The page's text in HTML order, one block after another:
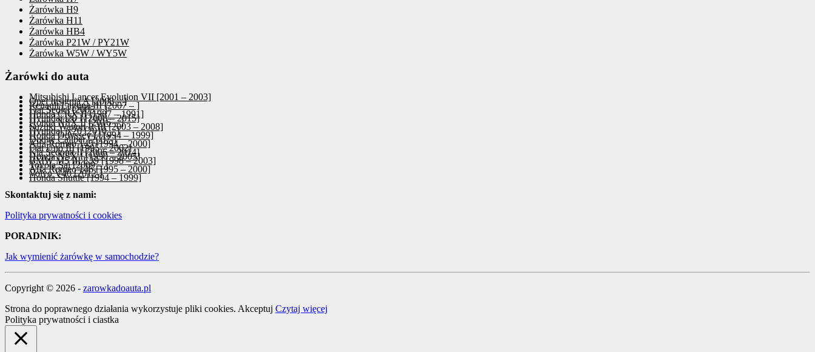
Żarówka H9
Żarówka H11
Żarówka HB4
Żarówka P21W / PY21W
Żarówka W5W / WY5W
Żarówki do auta
Mitsubishi Lancer Evolution VII [2001 – 2003]
Opel Insignia A [2008 – ]
Renault Laguna III [2007 – ]
Fiat Sedici [2005 – ]
Honda CRX II [1987 – 1991]
Hyundai i20 I [2008 – 2015]
Honda NSX II [2016 – ]
Suzuki Wagon R III [2003 – 2008]
Hyundai ix20 [2010 – ]
Honda Odyssey I [1994 – 1999]
Dodge Caliber [2007-]
Alfa Romeo 145 [1994 – 2000]
Fiat Uno III [1995 – 2002]
Kia Sedona II [2006 – 2014]
Honda NSX I [1990 – 2005]
BMW M5 III E39 [1998 – 2003]
Toyota Sai [2009 – ]
Alfa Romeo 146 [1995 – 2000]
Volvo V40 [2012-]
Honda Shuttle [1994 – 1999]
Skontaktuj się z nami:
Polityka prywatności i cookies
PORADNIK:
Jak wymienić żarówkę w samochodzie?
Copyright © 2026 - zarowkadoauta.pl
Strona do poprawnego działania wykorzystuje pliki cookies. Akceptuj Czytaj więcej
Polityka prywatności i ciastka